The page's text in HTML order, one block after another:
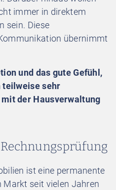
immer in direktem
sein. Diese
übernimmt
und das gute Gefühl,
teilweise sehr
der Hausverwaltung
ist eine permanente
Markt seit vielen Jahren